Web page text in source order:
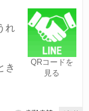
QRコードを
見る
れ
き